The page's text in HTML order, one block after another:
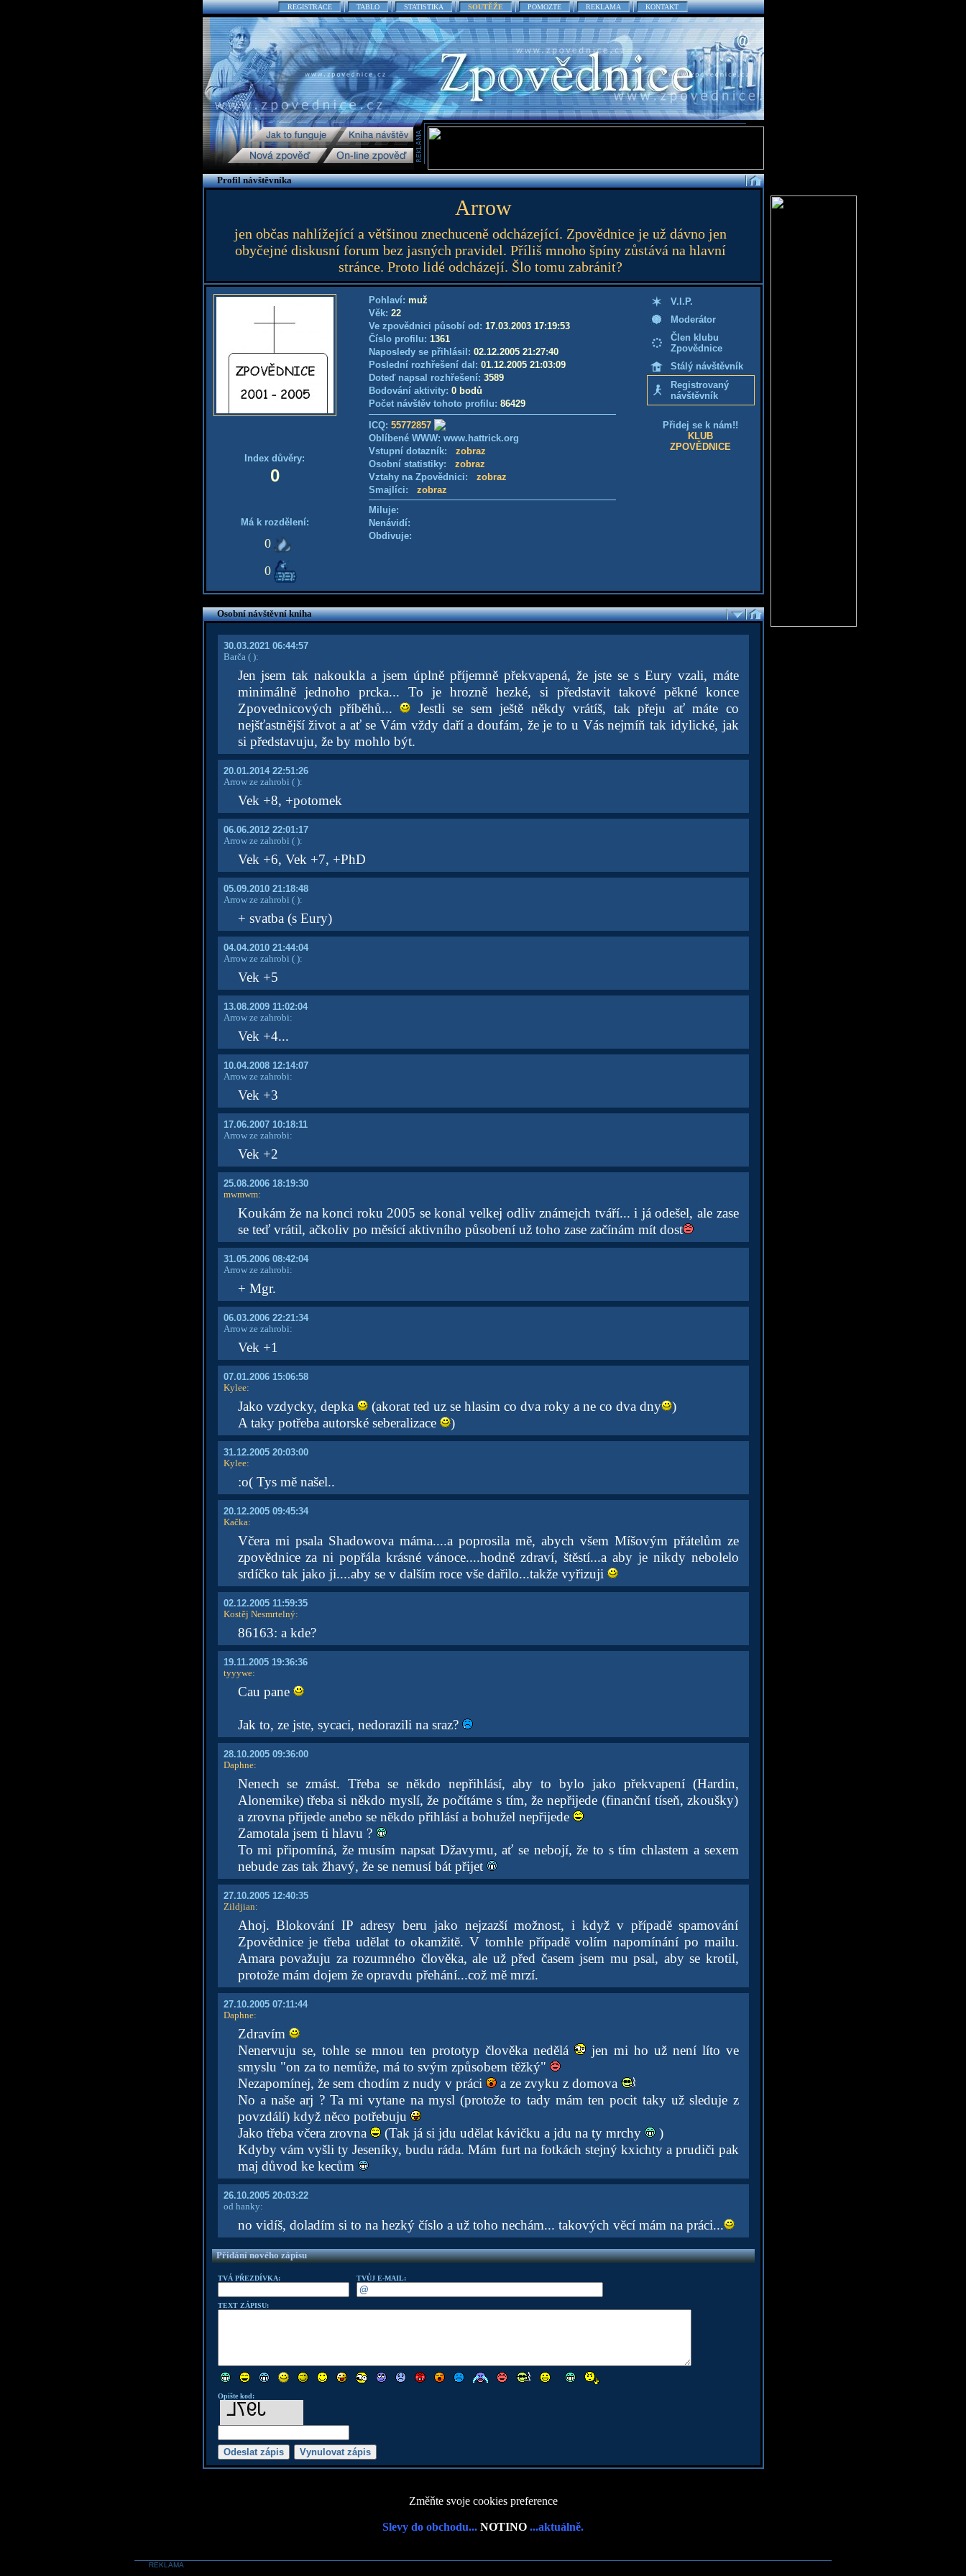
REGISTRACE TABLO STATISTIKA SOUTĚŽE POMOZTE REKLAMA KONTAKT
Profil návštěvníka
Arrow
jen občas nahlížející a většinou znechuceně odcházející. Zpovědnice je už dávno jen
obyčejné diskusní forum bez jasných pravidel. Příliš mnoho špíny zůstává na hlavní
stránce. Proto lidé odcházejí. Šlo tomu zabránit?
Index důvěry:
0
Má k rozdělení:
0
0
Pohlaví: muž
Věk: 22
Ve zpovědnici působí od: 17.03.2003 17:19:53
Číslo profilu: 1361
Naposledy se přihlásil: 02.12.2005 21:27:40
Poslední rozhřešení dal: 01.12.2005 21:03:09
Doteď napsal rozhřešení: 3589
Bodování aktivity: 0 bodů
Počet návštěv tohoto profilu: 86429
ICQ: 55772857
Oblíbené WWW: www.hattrick.org
Vstupní dotazník: zobraz
Osobní statistiky: zobraz
Vztahy na Zpovědnici: zobraz
Smajlíci: zobraz
Miluje:
Nenávidí:
Obdivuje:
V.I.P.
Moderátor
Člen klubu
Zpovědnice
Stálý návštěvník
Registrovaný
návštěvník
Přidej se k nám!!
KLUB
ZPOVĚDNICE
Osobní návštěvní kniha
30.03.2021 06:44:57
Barča( ):
Jen jsem tak nakoukla a jsem úplně příjemně překvapená, že jste se s Eury vzali, máte
minimálně jednoho prcka... To je hrozně hezké, si představit takové pěkné konce
Zpovednicových příběhů...
Jestli se sem ještě někdy vrátíš, tak přeju ať máte co
nejšťastnější život a ať se Vám vždy daří a doufám, že je to u Vás nejmíň tak idylické, jak
si představuju, že by mohlo být.
20.01.2014 22:51:26
Arrow ze zahrobi ( ):
Vek +8, +potomek
06.06.2012 22:01:17
Arrow ze zahrobi ( ):
Vek +6, Vek +7, +PhD
05.09.2010 21:18:48
Arrow ze zahrobi ( ):
+ svatba (s Eury)
04.04.2010 21:44:04
Arrow ze zahrobi ( ):
Vek +5
13.08.2009 11:02:04
Arrow ze zahrobi:
Vek +4...
10.04.2008 12:14:07
Arrow ze zahrobi:
Vek +3
17.06.2007 10:18:11
Arrow ze zahrobi:
Vek +2
25.08.2006 18:19:30
mwmwm:
Koukám že na konci roku 2005 se konal velkej odliv známejch tváří... i já odešel, ale zase
se teď vrátil, ačkoliv po měsící aktivního působení už toho zase začínám mít dost
31.05.2006 08:42:04
Arrow ze zahrobi:
+ Mgr.
06.03.2006 22:21:34
Arrow ze zahrobi:
Vek +1
07.01.2006 15:06:58
Kylee:
Jako vzdycky, depka (akorat ted uz se hlasim co dva roky a ne co dva dny
)
A taky potřeba autorské seberalizace
)
31.12.2005 20:03:00
Kylee:
:o( Tys mě našel..
20.12.2005 09:45:34
Kačka:
Včera mi psala Shadowova máma....a poprosila mě, abych všem Míšovým přátelům ze
zpovědnice za ni popřála krásné vánoce....hodně zdraví, štěstí...a aby je nikdy nebolelo
srdíčko tak jako ji....aby se v dalším roce vše dařilo...takže vyřizuji
02.12.2005 11:59:35
Kostěj Nesmrtelný:
86163: a kde?
19.11.2005 19:36:36
tyyywe:
Cau pane
Jak to, ze jste, sycaci, nedorazili na sraz?
28.10.2005 09:36:00
Daphne:
Nenech se zmást. Třeba se někdo nepřihlásí, aby to bylo jako překvapení (Hardin,
Alonemike) třeba si někdo myslí, že počítáme s tím, že nepřijede (finanční tíseň, zkoušky)
a zrovna přijede anebo se někdo přihlásí a bohužel nepřijede
Zamotala jsem ti hlavu ?
To mi připomíná, že musím napsat Džavymu, ať se nebojí, že to s tím chlastem a sexem
nebude zas tak žhavý, že se nemusí bát přijet
27.10.2005 12:40:35
Zildjian:
Ahoj. Blokování IP adresy beru jako nejzazší možnost, i když v případě spamování
Zpovědnice je třeba udělat to okamžitě. V tomhle případě volím napomínání po mailu.
Amara považuju za rozumného člověka, ale už před časem jsem mu psal, aby se krotil,
protože mám dojem že opravdu přehání...což mě mrzí.
27.10.2005 07:11:44
Daphne:
Zdravím
Nenervuju se, tohle se mnou ten prototyp člověka nedělá
jen mi ho už není líto ve
smyslu "on za to nemůže, má to svým způsobem těžký"
Nezapomínej, že sem chodím z nudy v práci
a ze zvyku z domova
No a naše arj ? Ta mi vytane na mysl (protože to tady mám ten pocit taky už sleduje z
povzdálí) když něco potřebuju
Jako třeba včera zrovna
(Tak já si jdu udělat kávičku a jdu na ty mrchy
)
Kdyby vám vyšli ty Jeseníky, budu ráda. Mám furt na fotkách stejný kxichty a prudiči pak
maj důvod ke kecům
26.10.2005 20:03:22
od hanky:
no vidíš, doladím si to na hezký číslo a už toho nechám... takových věcí mám na práci...
Přidání nového zápisu
TVÁ PŘEZDÍVKA: TVŮJ E-MAIL:
TEXT ZÁPISU:
Opište kod:
Změňte svoje cookies preference
Slevy do obchodu... NOTINO ...aktuálně.
REKLAMA